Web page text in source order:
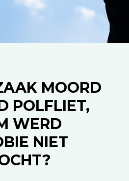
MOORD
POLFLIET,
WERD
NIET